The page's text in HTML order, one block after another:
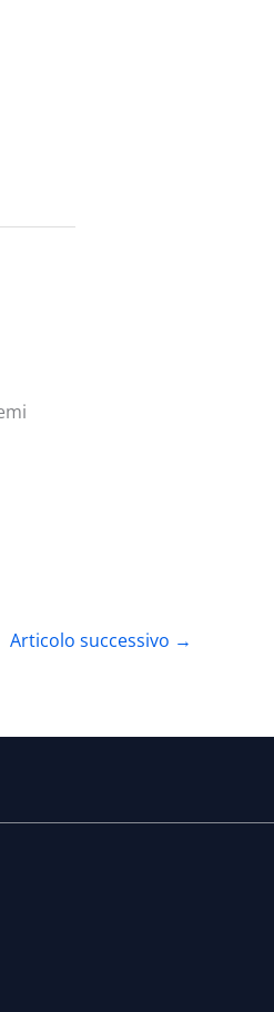
Articolo successivo →